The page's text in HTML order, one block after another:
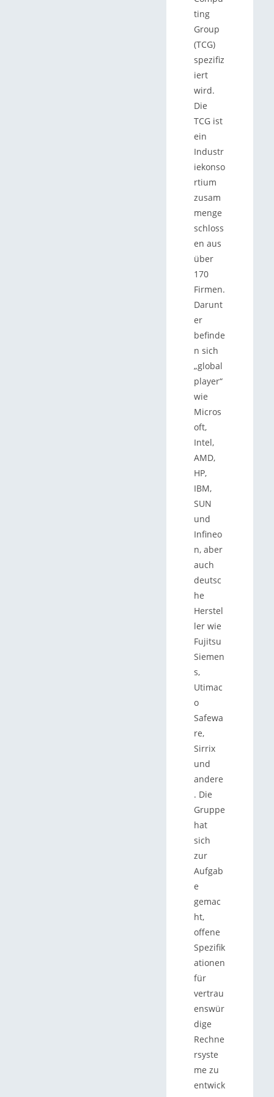
ting
Group
(TCG)
spezifiz
iert
wird.
Die
TCG ist
ein
Industr
iekonso
rtium
zusam
menge
schloss
en aus
über
170
Firmen.
Darunt
er
befinde
n sich
„global
player“
wie
Micros
oft,
Intel,
AMD,
HP,
IBM,
SUN
und
Infineo
n, aber
auch
deutsc
he
Herstel
ler wie
Fujitsu
Siemen
s,
Utimac
o
Safewa
re,
Sirrix
und
andere
. Die
Gruppe
hat
sich
zur
Aufgab
e
gemac
ht,
offene
Spezifik
ationen
für
vertrau
enswür
dige
Rechne
rsyste
me zu
entwick